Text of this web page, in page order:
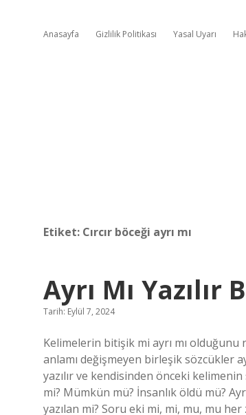
Anasayfa Gizlilik Politikası Yasal Uyarı
Etiket: Cırcır böceği ayrı mı
Ayrı Mı Yazılır
Tarih: Eylül 7, 2024
Kelimelerin bitişik mi ayrı mı olduğunu
anlamı değişmeyen birleşik sözcükler
yazılır ve kendisinden önceki
mi? Mümkün mü? İnsanlık öldü mü?
yazılan mi? Soru eki mi, mi, mu, mu